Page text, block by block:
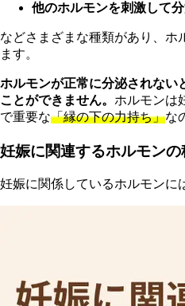
他のホルモンを刺激して
などさまざまな種類があり、ホ
ます。
ホルモンが正常に分泌されない
ことができません。 ホルモンは
で重要な「縁の下の力持ち」な
妊娠に関連するホルモンの
妊娠に関係しているホルモンに